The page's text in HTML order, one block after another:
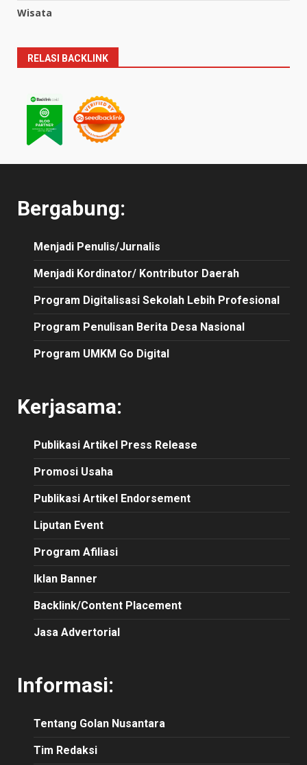
Wisata
RELASI BACKLINK
Bergabung:
Menjadi Penulis/Jurnalis
Menjadi Kordinator/ Kontributor Daerah
Program Digitalisasi Sekolah Lebih Profesional
Program Penulisan Berita Desa Nasional
Program UMKM Go Digital
Kerjasama:
Publikasi Artikel Press Release
Promosi Usaha
Publikasi Artikel Endorsement
Liputan Event
Program Afiliasi
Iklan Banner
Backlink/Content Placement
Jasa Advertorial
Informasi:
Tentang Golan Nusantara
Tim Redaksi